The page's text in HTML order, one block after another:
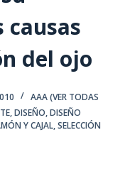
causas
del ojo
AAA (VER TODAS
,DISEÑO,DISEÑO
Y CAJAL,SELECCIÓN